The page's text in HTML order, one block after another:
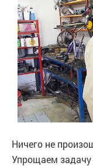
Ничего не
Упрощаем задачу